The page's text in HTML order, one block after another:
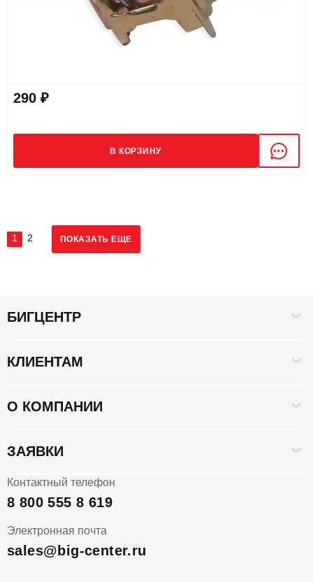
290 ₽
В КОРЗИНУ
ПОКАЗАТЬ ЕЩЕ
1 2
Контактный телефон
8 800 555 8 619
Электронная почта
sales@big-center.ru
БИГЦЕНТР
КЛИЕНТАМ
О КОМПАНИИ
ЗАЯВКИ